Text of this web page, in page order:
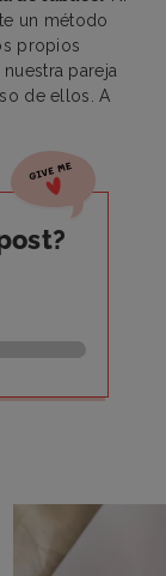
un método
propios
pareja
de ellos. A